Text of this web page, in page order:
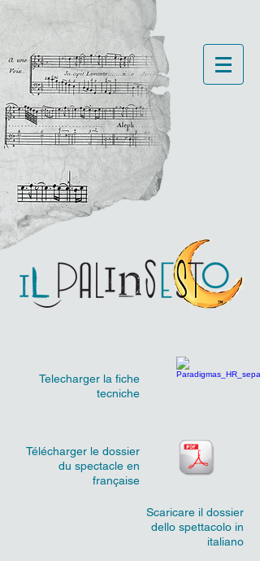
Telecharger la fiche
tecniche
Télécharger le dossier
du spectacle en
française
Scaricare il dossier
dello spettacolo in
italiano